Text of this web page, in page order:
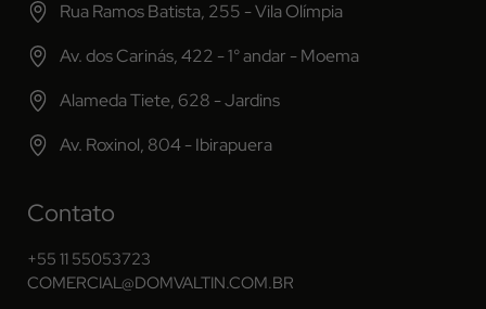
Rua Ramos Batista, 255 - Vila Olímpia
Av. dos Carinás, 422 - 1° andar - Moema
Alameda Tiete, 628 - Jardins
Av. Roxinol, 804 - Ibirapuera
Contato
+55 11 55053723
COMERCIAL@DOMVALTIN.COM.BR